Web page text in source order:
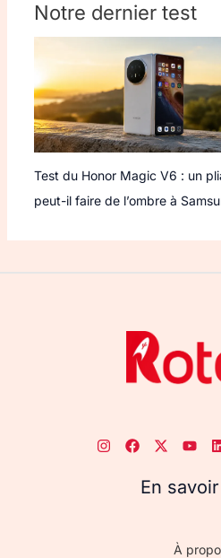
Notre dernier test
Test du Honor Magic V6 : un
peut-il faire de l’ombre à
En
À